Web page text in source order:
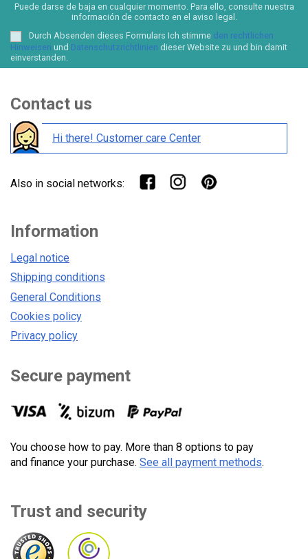
Puede darse de baja en cualquier momento. Para ello, consulte nuestra
información de contacto en el aviso legal.
Durch Absenden dieses Formulars Ich stimme den rechtlichen
Hinweisen und Datenschutzrichtlinien dieser Website zu und bin damit
einverstanden.
Contact us
Hi there! Customer care Center
Also in social networks:
Information
Legal notice
Shipping conditions
General Conditions
Cookies policy
Privacy policy
Secure payment
You choose how to pay. More than 8 options to pay
and finance your purchase. See all payment methods.
Trust and security